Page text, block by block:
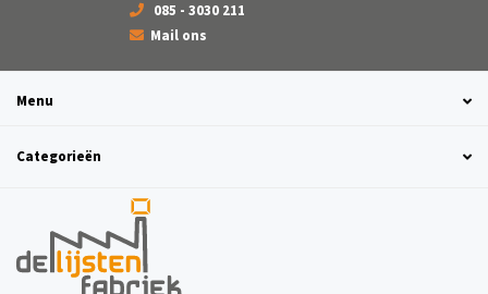
085 - 3030 211
Mail ons
Menu
Categorieën